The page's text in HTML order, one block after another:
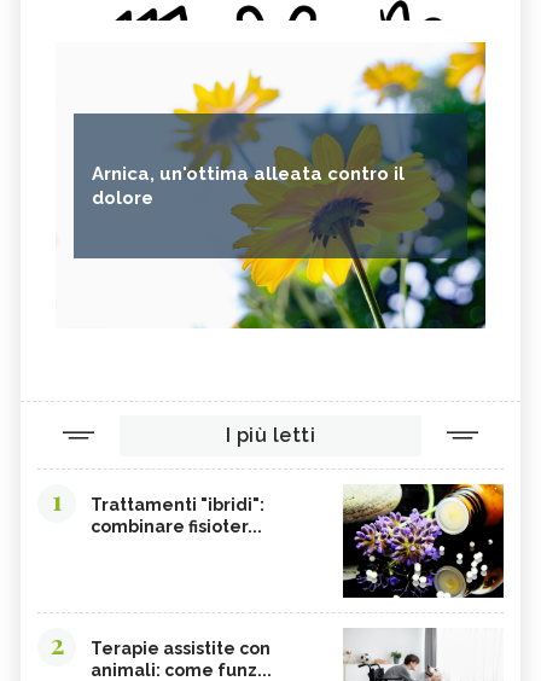
Arnica, un'ottima alleata contro il
dolore
I più letti
1
Trattamenti "ibridi":
combinare fisioter...
2
Terapie assistite con
animali: come funz...